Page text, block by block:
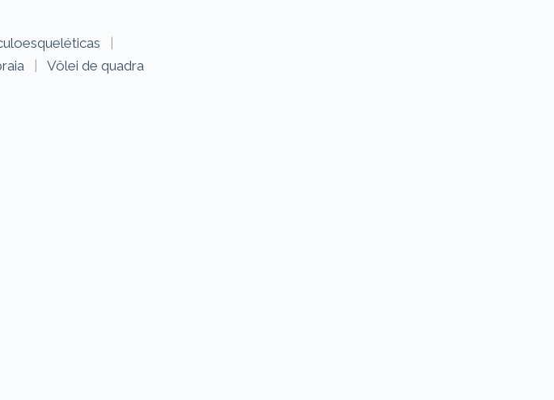
|
| Vôlei de quadra